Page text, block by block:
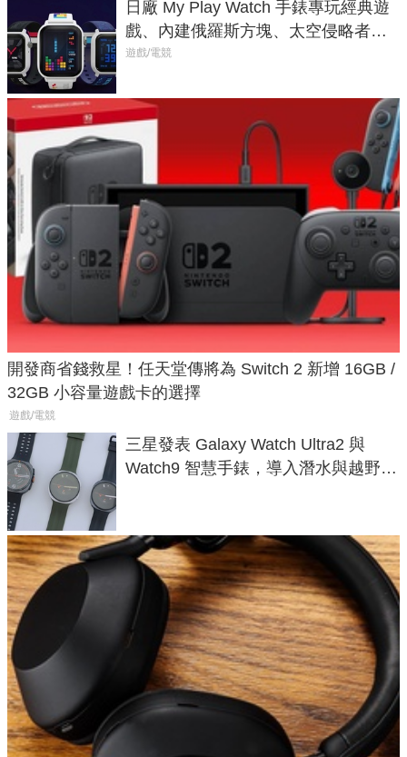
日廠 My Play Watch 手錶專玩經典遊
戲、內建俄羅斯方塊、太空侵略者，
不過竟然不能連手機？
遊戲/電競
開發商省錢救星！任天堂傳將為 Switch 2 新增 16GB /
32GB 小容量遊戲卡的選擇
遊戲/電競
三星發表 Galaxy Watch Ultra2 與
Watch9 智慧手錶，導入潛水與越野跑